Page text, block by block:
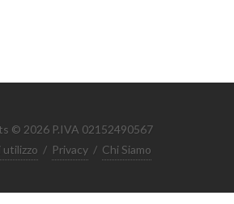
© 2026 P.IVA 02152490567
utilizzo / Privacy / Chi Siamo